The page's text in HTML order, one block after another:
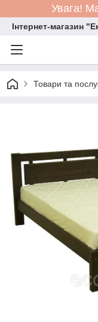
Увага!
Інтернет-магазин
Товари та